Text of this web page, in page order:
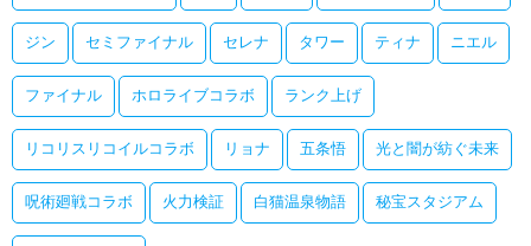
ジン セミファイナル セレナ タワー ティナ ニエル
ファイナル ホロライブコラボ ランク上げ
リコリスリコイルコラボ リョナ 五条悟 光と闇が紡ぐ未来
呪術廻戦コラボ 火力検証 白猫温泉物語 秘宝スタジアム